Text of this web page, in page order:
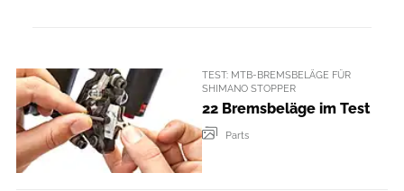
TEST: MTB-BREMSBELÄGE FÜR
SHIMANO STOPPER
22 Bremsbeläge im Test
Parts